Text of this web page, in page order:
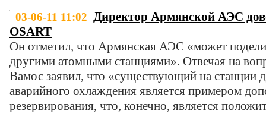
03-06-11 11:02 Директор Армянской АЭС
OSART
Он отметил, что Армянская АЭС «может
другими атомными станциями». Отвечая на
Вамос заявил, что «существующий на станции
аварийного охлаждения является примером
резервирования, что, конечно, является